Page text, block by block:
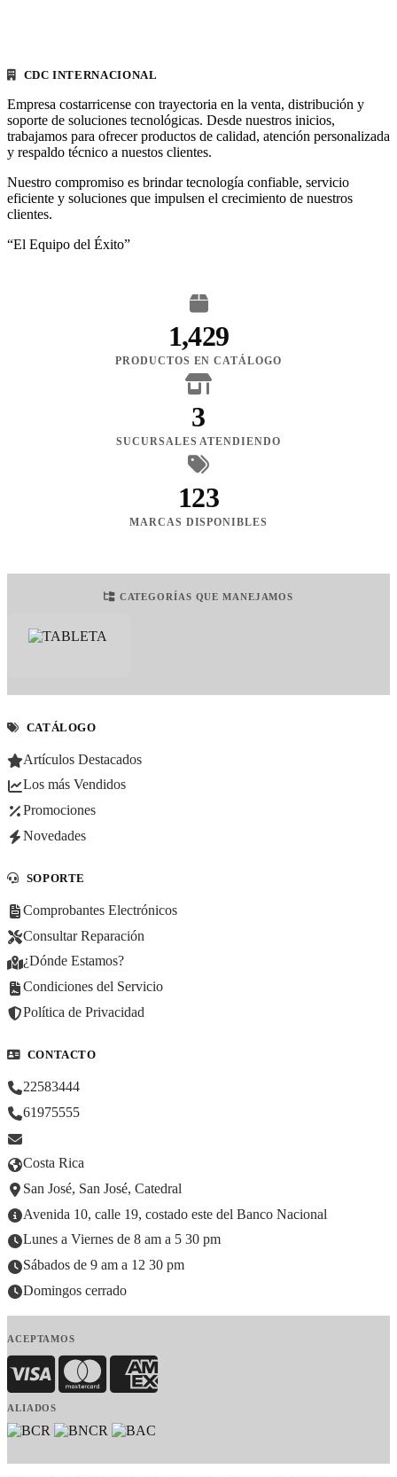
CDC INTERNACIONAL
Empresa costarricense con trayectoria en la venta, distribución y
soporte de soluciones tecnológicas. Desde nuestros inicios,
trabajamos para ofrecer productos de calidad, atención personalizada
y respaldo técnico a nuestos clientes.
Nuestro compromiso es brindar tecnología confiable, servicio
eficiente y soluciones que impulsen el crecimiento de nuestros
clientes.
“El Equipo del Éxito”
1,429
PRODUCTOS EN CATÁLOGO
3
SUCURSALES ATENDIENDO
123
MARCAS DISPONIBLES
CATEGORÍAS QUE MANEJAMOS
CATÁLOGO
Artículos Destacados
Los más Vendidos
Promociones
Novedades
SOPORTE
Comprobantes Electrónicos
Consultar Reparación
¿Dónde Estamos?
Condiciones del Servicio
Política de Privacidad
CONTACTO
22583444
61975555
Costa Rica
San José, San José, Catedral
Avenida 10, calle 19, costado este del Banco Nacional
Lunes a Viernes de 8 am a 5 30 pm
Sábados de 9 am a 12 30 pm
Domingos cerrado
ACEPTAMOS
Visa MasterCardAmerican Express
ALIADOS